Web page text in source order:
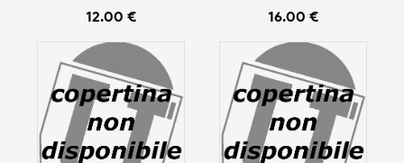
12.00 €
16.00 €